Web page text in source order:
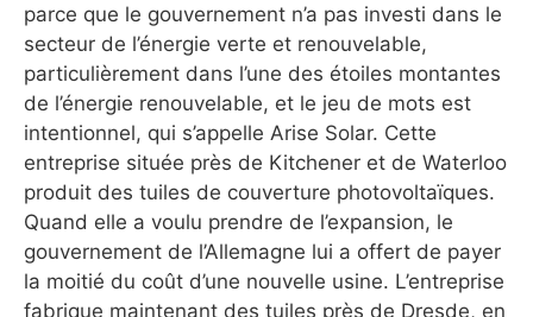
parce que le gouvernement n’a pas investi dans le
secteur de l’énergie verte et renouvelable,
particulièrement dans l’une des étoiles montantes
de l’énergie renouvelable, et le jeu de mots est
intentionnel, qui s’appelle Arise Solar. Cette
entreprise située près de Kitchener et de Waterloo
produit des tuiles de couverture photovoltaïques.
Quand elle a voulu prendre de l’expansion, le
gouvernement de l’Allemagne lui a offert de payer
la moitié du coût d’une nouvelle usine. L’entreprise
fabrique maintenant des tuiles près de Dresde, en